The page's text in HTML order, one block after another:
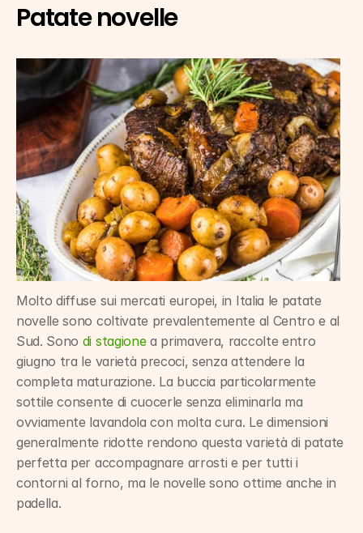
Patate novelle
Molto diffuse sui mercati europei, in Italia le patate
novelle sono coltivate prevalentemente al Centro e al
Sud. Sono di stagione a primavera, raccolte entro
giugno tra le varietà precoci, senza attendere la
completa maturazione. La buccia particolarmente
sottile consente di cuocerle senza eliminarla ma
ovviamente lavandola con molta cura. Le dimensioni
generalmente ridotte rendono questa varietà di patate
perfetta per accompagnare arrosti e per tutti i
contorni al forno, ma le novelle sono ottime anche in
padella.